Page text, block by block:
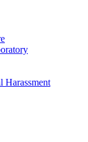
Harassment